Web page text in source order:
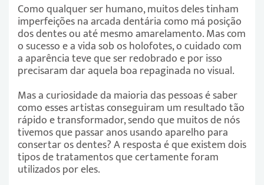
Como qualquer ser humano, muitos deles tinham
imperfeições na arcada dentária como má posição
dos dentes ou até mesmo amarelamento. Mas com
o sucesso e a vida sob os holofotes, o cuidado com
a aparência teve que ser redobrado e por isso
precisaram dar aquela boa repaginada no visual.
Mas a curiosidade da maioria das pessoas é saber
como esses artistas conseguiram um resultado tão
rápido e transformador, sendo que muitos de nós
tivemos que passar anos usando aparelho para
consertar os dentes? A resposta é que existem dois
tipos de tratamentos que certamente foram
utilizados por eles.